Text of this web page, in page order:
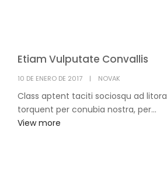
Etiam Vulputate Convallis
POSTED
10 DE ENERO DE 2017 NOVAK
Class aptent taciti sociosqu ad litora
torquent per conubia nostra, per...
View more